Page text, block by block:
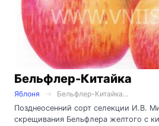
Бельфлер-Китайка
Яблоня
Бельфлер-Китайка...
Позднеосенний сорт селекции И.В.
скрещивания Бельфлера желтого с